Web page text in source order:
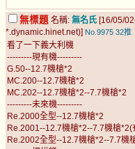
無標題 名稱: 無名氏 [16/05/
*.dynamic.hinet.net)] No.9975 32推
看了一下義大利機
---------現有機---------
G.50--12.7機槍*2
MC.200--12.7機槍*2
MC.202--12.7機槍*2--7.7機槍*2
---------未來機---------
Re.2000全型--12.7機槍*2
Re.2001--12.7機槍*2--7.7機槍
Re.2002全型--12.7機槍*2--7.7機